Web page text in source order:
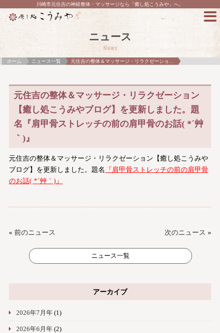
川崎市元住吉の神経整体・マッサージなら「癒し処こうみや」へ。
ニュース
News
ホーム ニュース一覧 元住吉の整体＆マッサージ・リラクゼーショ...
元住吉の整体＆マッサージ・リラクゼーション
【癒し処こうみやブログ】を更新しました。題
名『肩甲骨ストレッチの前の肩甲骨のお話( *´艸
｀)』
元住吉の整体＆マッサージ・リラクゼーション【癒し処こうみや
ブログ】を更新しました。題名
『肩甲骨ストレッチの前の肩甲骨
のお話( *´艸｀)』
« 前のニュース 次のニュース »
ニュース一覧
アーカイブ
2026年7月年(1)
2026年6月年(2)